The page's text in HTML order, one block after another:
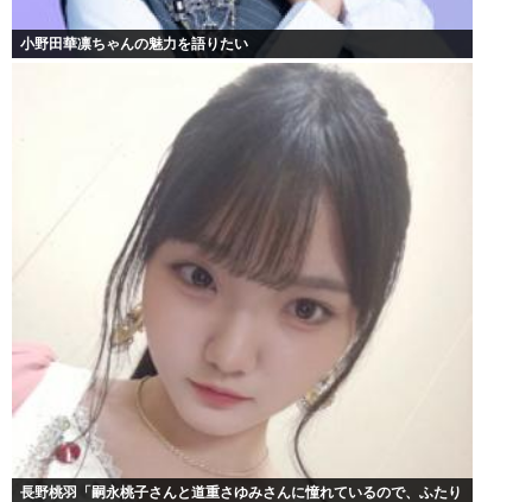
小野田華凛ちゃんの魅力を語りたい
長野桃羽「嗣永桃子さんと道重さゆみさんに憧れているので、ふたり